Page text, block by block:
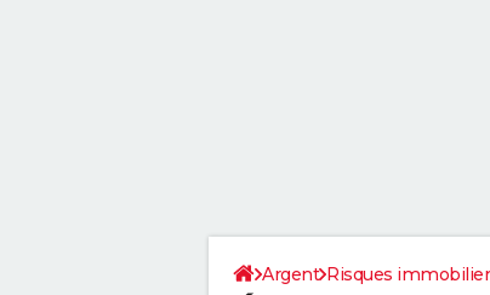
Argent Risques